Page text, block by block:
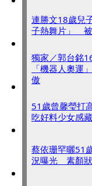
連勝文18歲兒
子熱舞片」
獨家／郭台銘
「機器人奧
傲
51歲曾馨瑩打
吃好料少女感
蔡依珊罕曬51
況曝光 素顏